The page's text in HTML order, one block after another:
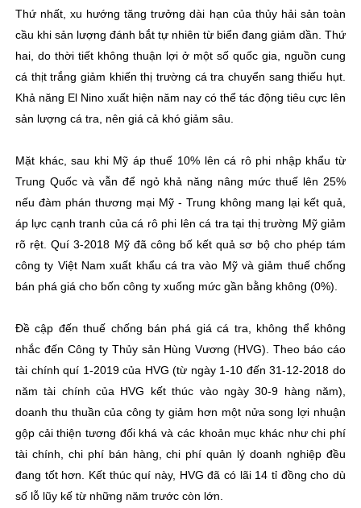
Thứ nhất, xu hướng tăng trưởng dài hạn của thủy hải sản toàn
cầu khi sản lượng đánh bắt tự nhiên từ biển đang giảm dần. Thứ
hai, do thời tiết không thuận lợi ở một số quốc gia, nguồn cung
cá thịt trắng giảm khiến thị trường cá tra chuyển sang thiếu hụt.
Khả năng El Nino xuất hiện năm nay có thể tác động tiêu cực lên
sản lượng cá tra, nên giá cả khó giảm sâu.
Mặt khác, sau khi Mỹ áp thuế 10% lên cá rô phi nhập khẩu từ
Trung Quốc và vẫn để ngỏ khả năng nâng mức thuế lên 25%
nếu đàm phán thương mại Mỹ - Trung không mang lại kết quả,
áp lực cạnh tranh của cá rô phi lên cá tra tại thị trường Mỹ giảm
rõ rệt. Quí 3-2018 Mỹ đã công bố kết quả sơ bộ cho phép tám
công ty Việt Nam xuất khẩu cá tra vào Mỹ và giảm thuế chống
bán phá giá cho bốn công ty xuống mức gần bằng không (0%).
Đề cập đến thuế chống bán phá giá cá tra, không thể không
nhắc đến Công ty Thủy sản Hùng Vương (HVG). Theo báo cáo
tài chính quí 1-2019 của HVG (từ ngày 1-10 đến 31-12-2018 do
năm tài chính của HVG kết thúc vào ngày 30-9 hàng năm),
doanh thu thuần của công ty giảm hơn một nửa song lợi nhuận
gộp cải thiện tương đối khá và các khoản mục khác như chi phí
tài chính, chi phí bán hàng, chi phí quản lý doanh nghiệp đều
đang tốt hơn. Kết thúc quí này, HVG đã có lãi 14 tỉ đồng cho dù
số lỗ lũy kế từ những năm trước còn lớn.